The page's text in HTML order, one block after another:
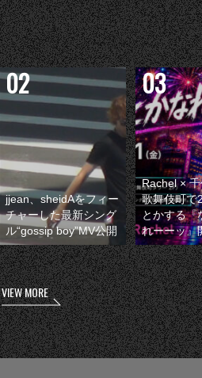
jjean、sheidAをフィー
チャーした最新シング
ル“gossip boy”MV公開
Rachel ×
歌舞伎町で
とかする『
れーーッ』
VIEW MORE